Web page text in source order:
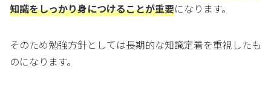
知識をしっかり身につけることが重要になります。
そのため勉強方針としては長期的な知識定着を重視したも
のになります。